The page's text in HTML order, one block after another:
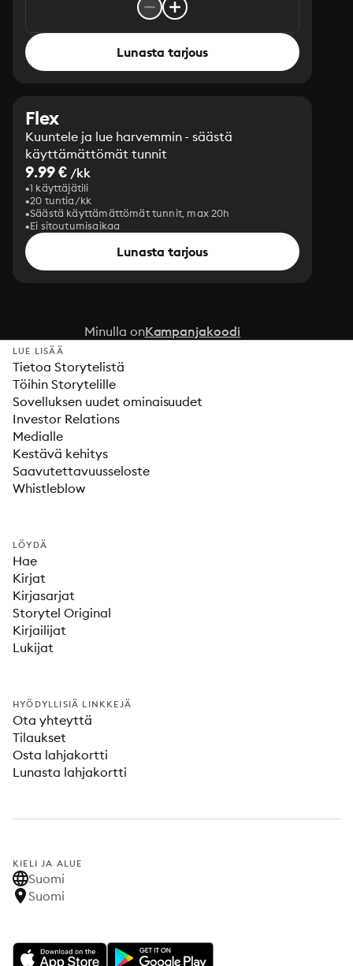
Lunasta tarjous
Flex
Kuuntele ja lue harvemmin - säästä
käyttämättömät tunnit
9.99 € /kk
1 käyttäjätili
20 tuntia/kk
Säästä käyttämättömät tunnit, max 20h
Ei sitoutumisaikaa
Lunasta tarjous
Minulla onKampanjakoodi
LUE LISÄÄ
Tietoa Storytelistä
Töihin Storytelille
Sovelluksen uudet ominaisuudet
Investor Relations
Medialle
Kestävä kehitys
Saavutettavuusseloste
Whistleblow
LÖYDÄ
Hae
Kirjat
Kirjasarjat
Storytel Original
Kirjailijat
Lukijat
HYÖDYLLISIÄ LINKKEJÄ
Ota yhteyttä
Tilaukset
Osta lahjakortti
Lunasta lahjakortti
KIELI JA ALUE
Suomi
Suomi